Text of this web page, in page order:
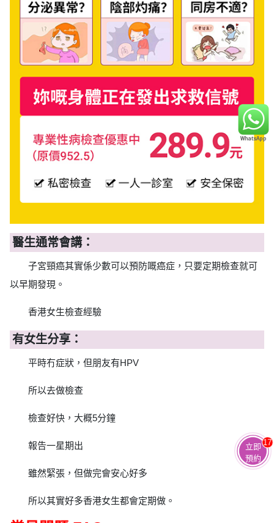
醫生通常會講：
子宮頸癌其實係少數可以預防嘅癌症，只要定期檢查就可
以早期發現。
香港女生檢查經驗
有女生分享：
平時冇症狀，但朋友有HPV
所以去做檢查
檢查好快，大概5分鐘
報告一星期出
雖然緊張，但做完會安心好多
所以其實好多香港女生都會定期做。
立即
預約
17